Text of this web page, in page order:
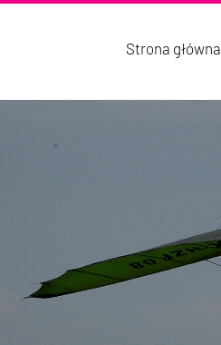
Strona główna